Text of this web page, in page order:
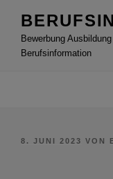
Inhalt
springenBewerbung
Berufsinformation
VERÖFFENTLICHT
8. JUNI 2023 VON